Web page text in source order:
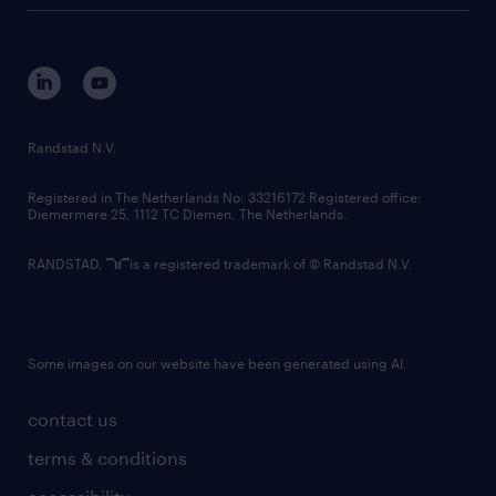
corporate governance
randstad innovation fund
country websites
contact us
terms & conditions
Randstad N.V.
Registered in The Netherlands No: 33216172 Registered office:
Diemermere 25, 1112 TC Diemen, The Netherlands.
RANDSTAD, is a registered trademark of © Randstad N.V.
Some images on our website have been generated using AI.